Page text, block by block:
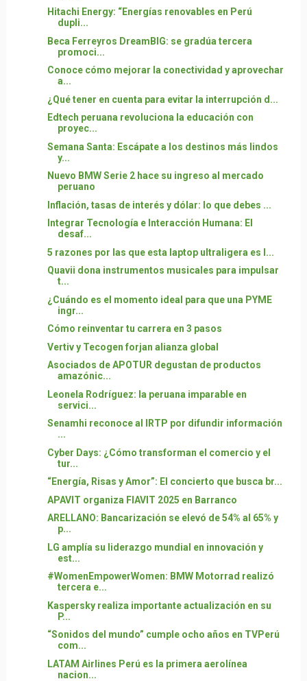
Hitachi Energy: “Energías renovables en Perú
dupli...
Beca Ferreyros DreamBIG: se gradúa tercera
promoci...
Conoce cómo mejorar la conectividad y aprovechar
a...
¿Qué tener en cuenta para evitar la interrupción d...
Edtech peruana revoluciona la educación con
proyec...
Semana Santa: Escápate a los destinos más lindos
y...
Nuevo BMW Serie 2 hace su ingreso al mercado
peruano
Inflación, tasas de interés y dólar: lo que debes ...
Integrar Tecnología e Interacción Humana: El
desaf...
5 razones por las que esta laptop ultraligera es l...
Quavii dona instrumentos musicales para impulsar
t...
¿Cuándo es el momento ideal para que una PYME
ingr...
Cómo reinventar tu carrera en 3 pasos
Vertiv y Tecogen forjan alianza global
Asociados de APOTUR degustan de productos
amazónic...
Leonela Rodríguez: la peruana imparable en
servici...
Senamhi reconoce al IRTP por difundir información
...
Cyber Days: ¿Cómo transforman el comercio y el
tur...
“Energía, Risas y Amor”: El concierto que busca br...
APAVIT organiza FIAVIT 2025 en Barranco
ARELLANO: Bancarización se elevó de 54% al 65% y
p...
LG amplía su liderazgo mundial en innovación y
est...
#WomenEmpowerWomen: BMW Motorrad realizó
tercera e...
Kaspersky realiza importante actualización en su
P...
“Sonidos del mundo” cumple ocho años en TVPerú
com...
LATAM Airlines Perú es la primera aerolínea
nacion...